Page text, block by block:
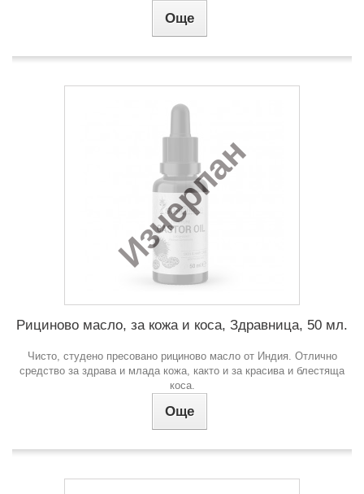
Още
Изчерпан
Рициново масло, за кожа и коса, Здравница, 50 мл.
Чисто, студено пресовано рициново масло от Индия. Отлично
средство за здрава и млада кожа, както и за красива и блестяща
коса.
Още